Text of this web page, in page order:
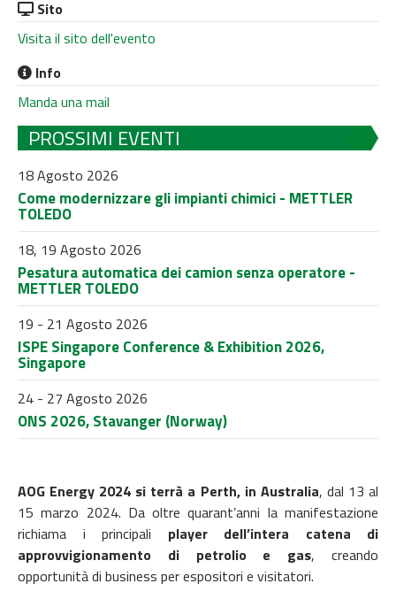
Sito
Visita il sito dell'evento
Info
Manda una mail
PROSSIMI EVENTI
18 Agosto 2026
Come modernizzare gli impianti chimici - METTLER
TOLEDO
18, 19 Agosto 2026
Pesatura automatica dei camion senza operatore -
METTLER TOLEDO
19 - 21 Agosto 2026
ISPE Singapore Conference & Exhibition 2026,
Singapore
24 - 27 Agosto 2026
ONS 2026, Stavanger (Norway)
AOG Energy 2024 si terrà a Perth, in Australia, dal 13 al
15 marzo 2024. Da oltre quarant’anni la manifestazione
richiama i principali player dell’intera catena di
approvvigionamento di petrolio e gas, creando
opportunità di business per espositori e visitatori.